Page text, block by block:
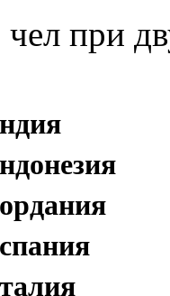
чел при